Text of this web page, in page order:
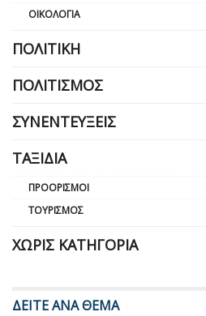
ΟΙΚΟΛΟΓΊΑ
ΠΟΛΙΤΙΚΉ
ΠΟΛΙΤΙΣΜΌΣ
ΣΥΝΕΝΤΕΎΞΕΙΣ
ΤΑΞΊΔΙΑ
ΠΡΟΟΡΙΣΜΟΊ
ΤΟΥΡΙΣΜΌΣ
ΧΩΡΊΣ ΚΑΤΗΓΟΡΊΑ
ΔΕΙΤΕ ΑΝΑ ΘΕΜΑ